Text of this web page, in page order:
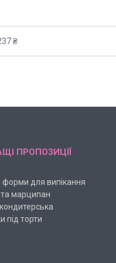
₴
ПРОПОЗИЦІЇ
форми для випікання
марципан
під торти